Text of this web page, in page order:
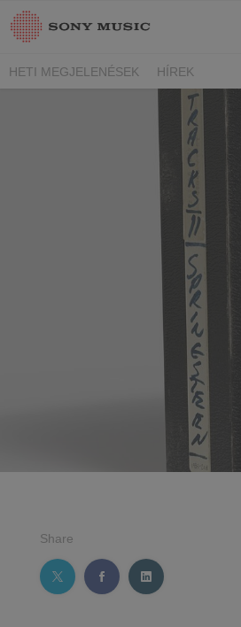
HETI MEGJELENÉSEK HÍREK
Share